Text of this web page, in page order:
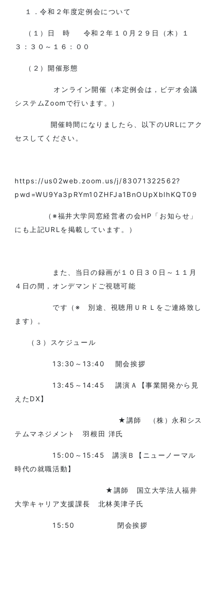
１．令和２年度定例会について
（１）日 時 令和２年１０月２９日（木）１
３：３０～１６：００
（２）開催形態
オンライン開催（本定例会は，ビデオ会議
システムZoomで行います。）
開催時間になりましたら、以下のURLにアク
セスしてください。
https://us02web.zoom.us/j/83071322562?
pwd=WU9Ya3pRYm10ZHFJa1BnOUpXblhKQT09
（※福井大学同窓経営者の会HP「お知らせ」
にも上記URLを掲載しています。）
また、当日の録画が１０日３０日～１１月
４日の間，オンデマンドご視聴可能
です（※ 別途、視聴用ＵＲＬをご連絡致し
ます）。
（３）スケジュール
13:30～13:40 開会挨拶
13:45～14:45 講演Ａ【事業開発から見
えたDX】
★講師 （株）永和シス
テムマネジメント 羽根田 洋氏
15:00～15:45 講演Ｂ【ニューノーマル
時代の就職活動】
★講師 国立大学法人福井
大学キャリア支援課長 北林美津子氏
15:50 閉会挨拶